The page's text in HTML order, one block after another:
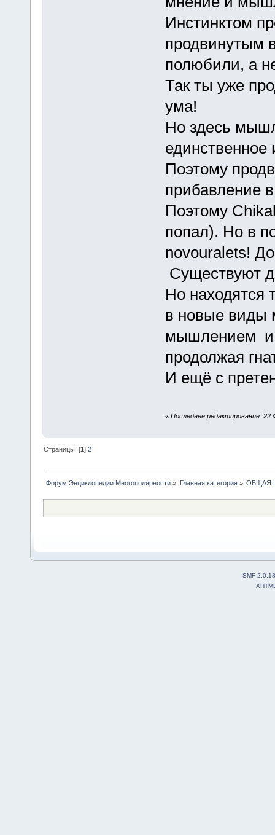
Инстинктом
продвинутым
полюбили, а
Так ты уже
ума!
Но здесь
единственное
Поэтому
прибавление
Поэтому
попал). Но в
novouralets!
Cуществуют
Но находятся
в новые виды
мышлением и
продолжая
И ещё с
« Последнее редактирование: 22
Страницы: [1]2
Форум Энциклопедии Многополярности » Главная категория» ОБЩАЯ
SMF 2.0.18